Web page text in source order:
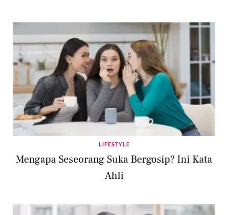
LIFESTYLE
Mengapa Seseorang Suka Bergosip? Ini Kata
Ahli